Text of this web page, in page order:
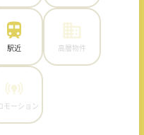
駅近 高層物件
モーション